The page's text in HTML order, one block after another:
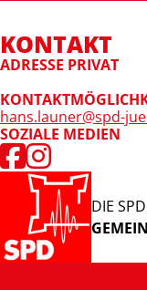
KONTAKT
ADRESSE PRIVAT
hans.launer@spd-
SOZIALE MEDIEN
DIE